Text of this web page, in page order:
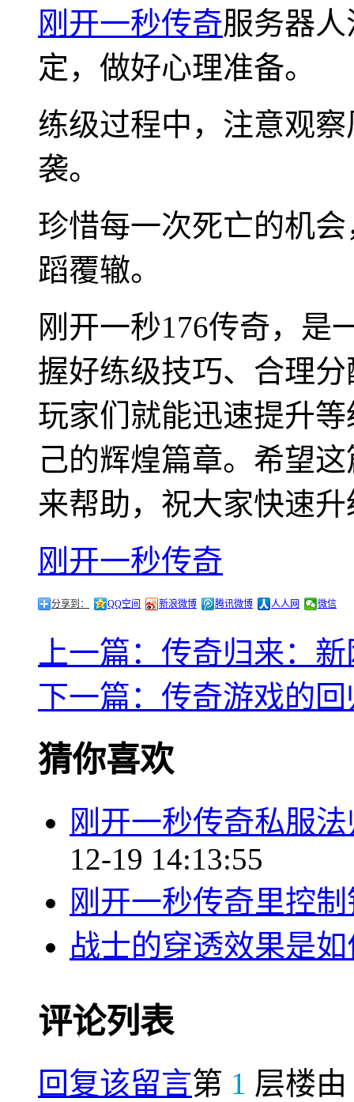
刚开一秒传奇服务器
定，做好心理准备。
练级过程中，注意观
袭。
珍惜每一次死亡的机
蹈覆辙。
刚开一秒176传奇，是
握好练级技巧、合理
玩家们就能迅速提升
己的辉煌篇章。希望
来帮助，祝大家快速
刚开一秒传奇
分享到： QQ空间 新浪微博 腾讯微博 人人网 微信
上一篇：传奇归来：
下一篇：传奇游戏的
猜你喜欢
刚开一秒传奇私服
12-19 14:13:55
刚开一秒传奇里控
战士的穿透效果是
评论列表
回复该留言第 1 层楼由